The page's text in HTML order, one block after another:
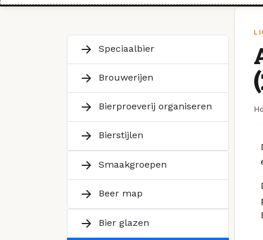
Speciaalbier
Brouwerijen
Bierproeverij organiseren
Bierstijlen
Smaakgroepen
Beer map
Bier glazen